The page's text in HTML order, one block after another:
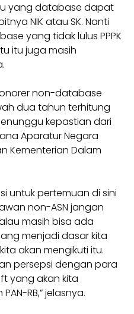
yang database dapat
NIK atau SK. Nanti
yang tidak lulus PPPK
itu juga masih
non-database
dua tahun terhitung
kepastian dari
Aparatur Negara
Kementerian Dalam
untuk pertemuan di sini
non-ASN jangan
masih bisa ada
menjadi dasar kita
akan mengikuti itu.
persepsi dengan para
yang akan kita
RB,” jelasnya.